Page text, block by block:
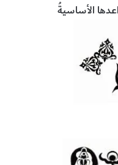
الأساسيةُ